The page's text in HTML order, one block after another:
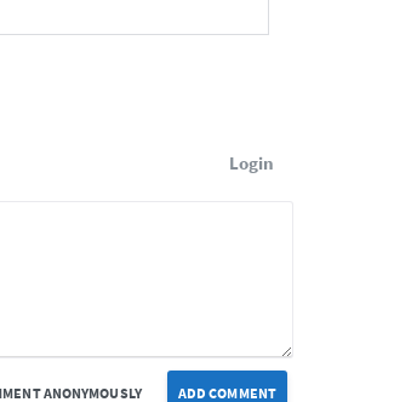
Login
ADD COMMENT
ANONYMOUSLY